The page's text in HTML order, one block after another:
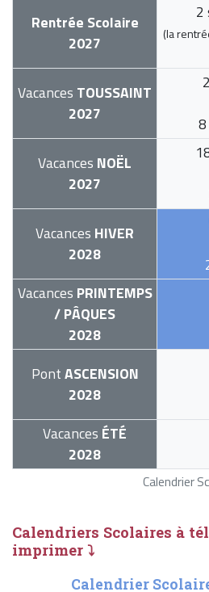
Calendrier
Rentrée Scolaire
2027
2
(la
Vacances TOUSSAINT
2027
Vacances NOËL
2027
Vacances HIVER
2028
Vacances PRINTEMPS
/ PÂQUES
2028
PontASCENSION
2028
Vacances ÉTÉ
2028
Calendriers Scolaires à
imprimer ⤵
Calendrier